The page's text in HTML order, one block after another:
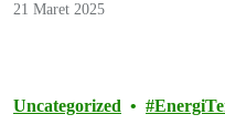
21 Maret 2025
Uncategorized